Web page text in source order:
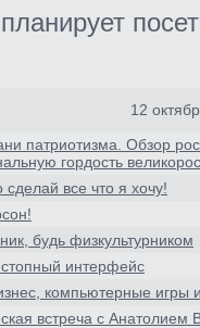
12
патриотизма. Обзор
гордость
сделай все что я хочу!
будь физкультурником
интерфейс
компьютерные игры
встреча с Анатолием